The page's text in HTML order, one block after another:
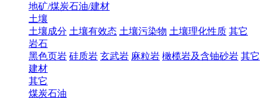
地矿/煤炭石油/建材
土壤
土壤成分 土壤有效态 土壤污染物 土壤理化性质 其它
岩石
黑色页岩 硅质岩 玄武岩 麻粒岩 橄榄岩及含铀砂岩 其它
建材
其它
煤炭石油